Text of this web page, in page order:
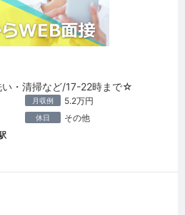
・清掃など/17-22時まで☆
月収例 5.2万円
休日 その他